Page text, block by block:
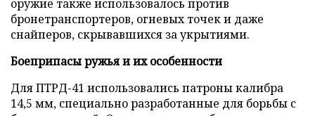
оружие также использовалось против
бронетранспортеров, огневых точек и даже
снайперов, скрывавшихся за укрытиями.
Боеприпасы ружья и их особенности
Для ПТРД-41 использовались патроны калибра
14,5 мм, специально разработанные для борьбы с